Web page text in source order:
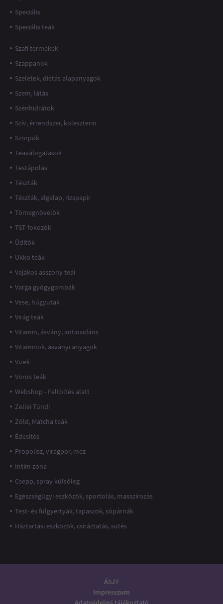
Speciális
Speciális teák
Szafi termékek
Szappanok
Szeletek, diétás alapanyagok
Szem, látás
Szénhidrátok
Szív, érrendszer, koleszterin
Szörpök
Teaválogatások
Testápolás
Tészták
Tészták, algalap, rizspapír
Tömegnövelők
TST fokozók
Üdítők
Ukko teák
Vajákos asszony teái
Varga gyógygombák
Vese, húgyutak
Virág teák
Vitamin, ásvány, antioxidáns
Vitaminok, ásványi anyagok
Vizek
Vörös teák
Webshop - Feltöltés alatt
Zellei Tündi
Zöld, Matcha teák
Édesítés
Propolisz, virágpor, méz
Intim zóna
Csepp, spray külsőleg
Egészségügyi eszközök, sportolás, masszírozás
Test- és fülgyertyák, tapaszok, sópárnák
Háztartási eszközök, csíráztatás, sütés
ÁSZF
Impresszum